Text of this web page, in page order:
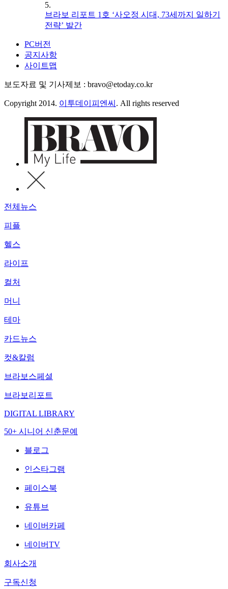
5.
브라보 리포트 1호 ‘사오정 시대, 73세까지 일하기
전략’ 발간
PC버전
공지사항
사이트맵
보도자료 및 기사제보 : bravo@etoday.co.kr
Copyright 2014. 이투데이피엔씨 . All rights reserved
전체뉴스
피플
헬스
라이프
컬처
머니
테마
카드뉴스
컷&칼럼
브라보스페셜
브라보리포트
DIGITAL LIBRARY
50+ 시니어 신춘문예
블로그
인스타그램
페이스북
유튜브
네이버카페
네이버TV
회사소개
구독신청